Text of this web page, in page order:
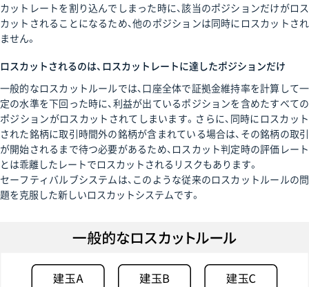
カットレートを割り込んでしまった時に、該当のポジションだけがロス
カットされることになるため、他のポジションは同時にロスカットされ
ません。
ロスカットされるのは、ロスカットレートに達したポジションだけ
一般的なロスカットルールでは、口座全体で証拠金維持率を計算して一
定の水準を下回った時に、利益が出ているポジションを含めたすべての
ポジションがロスカットされてしまいます。さらに、同時にロスカット
された銘柄に取引時間外の銘柄が含まれている場合は、その銘柄の取引
が開始されるまで待つ必要があるため、ロスカット判定時の評価レート
とは乖離したレートでロスカットされるリスクもあります。
セーフティバルブシステムは、このような従来のロスカットルールの問
題を克服した新しいロスカットシステムです。